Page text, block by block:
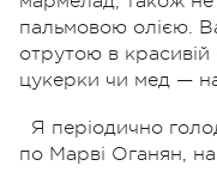
пальмовою олією.
отрутою в красивій
цукерки чи мед —
Я періодично
по Марві Оганян,